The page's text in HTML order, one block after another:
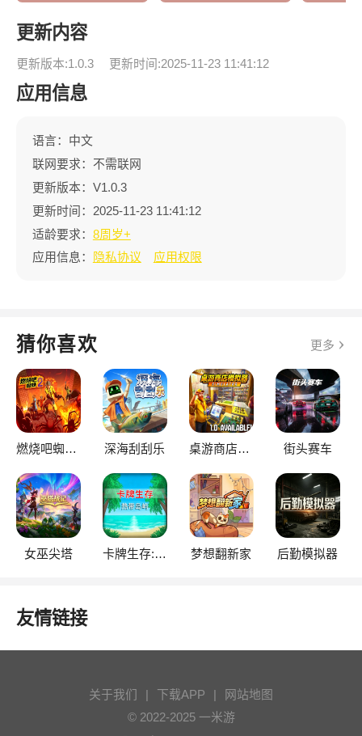
更新内容
更新版本:1.0.3 更新时间:2025-11-23 11:41:12
应用信息
语言：中文
联网要求：不需联网
更新版本：V1.0.3
更新时间：2025-11-23 11:41:12
适龄要求： 8周岁+
应用信息：
隐私协议 应用权限
猜你喜欢 更多
燃烧吧蜘蛛2 深海刮刮乐 桌游商店模拟器 街头赛车
女巫尖塔 卡牌生存:热带岛屿 梦想翻新家 后勤模拟器
友情链接
关于我们 | 下载APP |
网站地图
© 2022-2025 一米游